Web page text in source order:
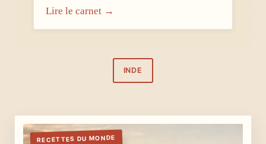
Lire le carnet →
INDE
RECETTES DU MONDE